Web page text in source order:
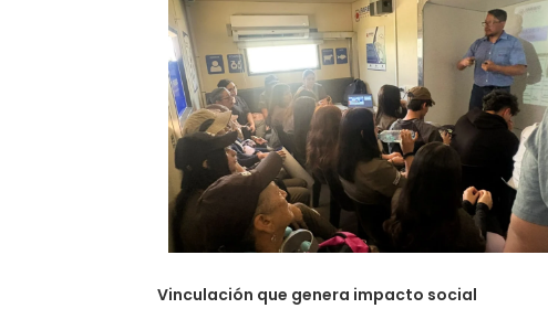
Vinculación que genera impacto social